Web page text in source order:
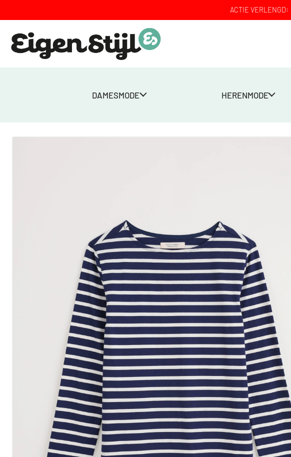
ACTIE
DAMESMODE HERENMODE